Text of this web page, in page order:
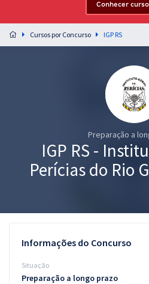
Preparação completa e intensiva para as
residências em saúde do Brasil
Graduação
Conteúdo gratuito
Conhecer
Cursos por Concurso IGP RS
Preparação a
IGP RS -
Perícias do Rio
Informações do Concurso
Situação
Preparação a longo prazo